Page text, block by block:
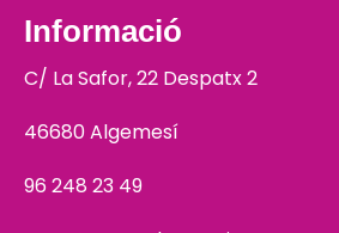
Informació
C/ La Safor, 22 Despatx 2
46680 Algemesí
96 248 23 49